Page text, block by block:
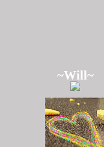
~Will~